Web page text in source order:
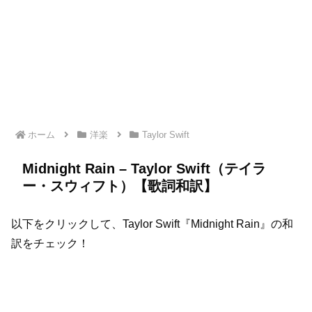
ホーム 洋楽 Taylor Swift
Midnight Rain – Taylor Swift（テイラ
ー・スウィフト）【歌詞和訳】
以下をクリックして、Taylor Swift『Midnight Rain』の和
訳をチェック！